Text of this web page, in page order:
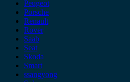
Peugeot
Porsche
Renault
Rover
Saab
Seat
Skoda
Smart
ssangyong